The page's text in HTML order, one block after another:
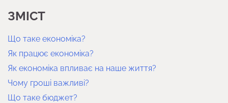
ЗМІСТ
Що таке економіка?
Як працює економіка?
Як економіка впливає на наше життя?
Чому гроші важливі?
Що таке бюджет?